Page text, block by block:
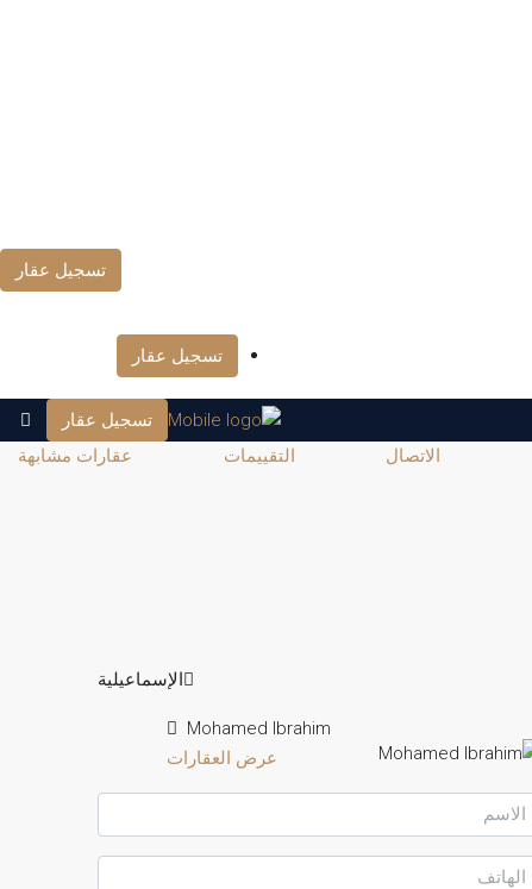
تسجيل عقار
تسجيل عقار
تسجيل عقار
الاتصال التقييمات عقارات مشابهة
الإسماعيلية
Mohamed Ibrahim
عرض العقارات